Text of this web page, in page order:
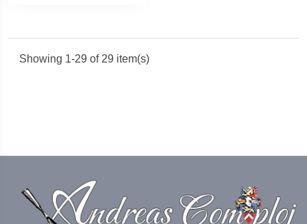
Showing 1-29 of 29 item(s)